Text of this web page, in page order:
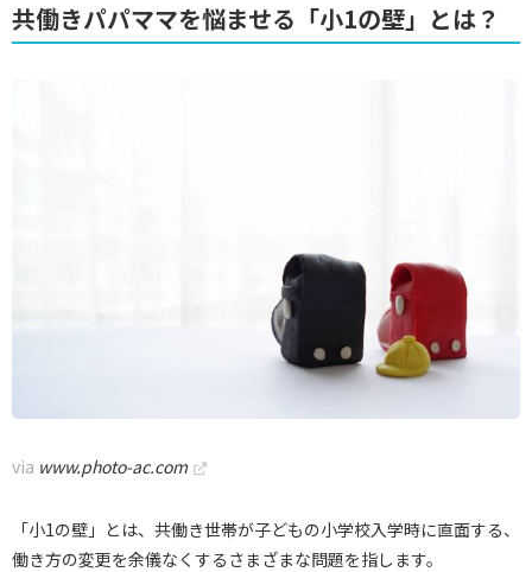
共働きパパママを悩ませる「小1の壁」とは？
via www.photo-ac.com
「小1の壁」とは、共働き世帯が子どもの小学校入学時に直面する、
働き方の変更を余儀なくするさまざまな問題を指します。